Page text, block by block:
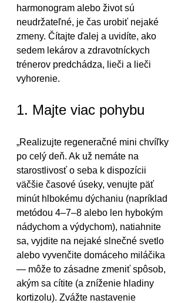
harmonogram alebo život sú
neudržateľné, je čas urobiť nejaké
zmeny. Čítajte ďalej a uvidíte, ako
sedem lekárov a zdravotníckych
trénerov predchádza, lieči a lieči
vyhorenie.
1. Majte viac pohybu
„Realizujte regeneračné mini chvíľky
po celý deň. Ak už nemáte na
starostlivosť o seba k dispozícii
väčšie časové úseky, venujte päť
minút hlbokému dýchaniu (napríklad
metódou 4–7–8 alebo len hybokým
nádychom a výdychom), natiahnite
sa, vyjdite na nejaké slnečné svetlo
alebo vyvenčite domáceho miláčika
— môže to zásadne zmeniť spôsob,
akým sa cítite (a zníženie hladiny
kortizolu). Zvážte nastavenie